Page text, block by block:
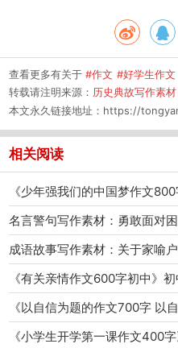
查看更多有关于 #作文 #好学生作文
转载请注明来源： 历史典故写作素
本文永久链接地址： https://
相关阅读
名言警句写作素材：勇敢面对
成语故事写作素材：关于家喻
《有关亲情作文600字初中》